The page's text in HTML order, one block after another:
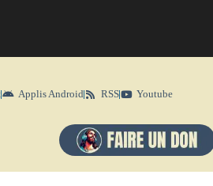
Applis Android RSS Youtube